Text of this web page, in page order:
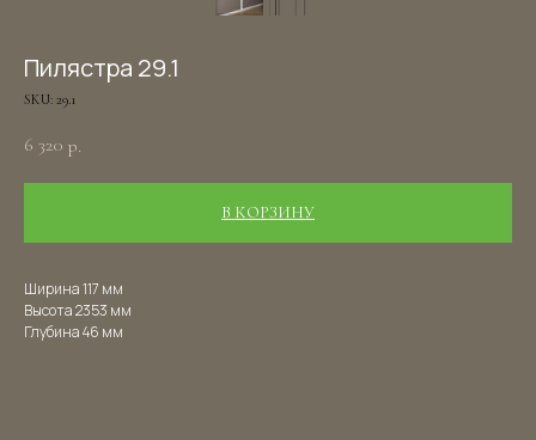
Пилястра 29.1
SKU: 29.1
6 320 р.
В КОРЗИНУ
Ширина 117 мм
Высота 2353 мм
Глубина 46 мм